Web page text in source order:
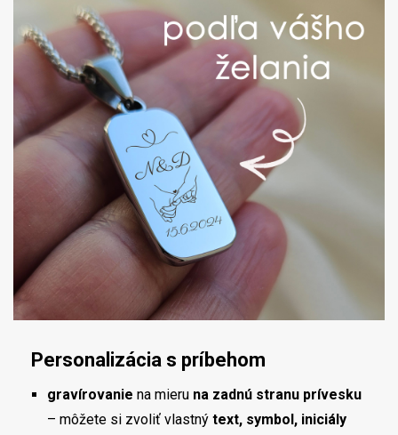
Personalizácia s príbehom
gravírovanie na mieru na zadnú stranu prívesku
– môžete si zvoliť vlastný text, symbol, iniciály